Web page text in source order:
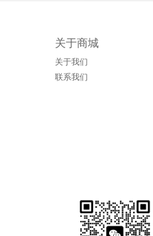
关于商城
关于我们
联系我们